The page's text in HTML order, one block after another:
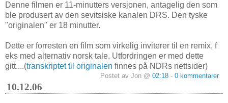
Denne filmen er 11-minutters versjonen, antagelig den som
ble produsert av den sevitsiske kanalen DRS. Den tyske
"originalen" er 18 minutter.
Dette er forresten en film som virkelig inviterer til en remix, f
eks med alternativ norsk tale. Utfordringen er med dette
gitt....(transkriptet til originalen finnes på NDRs nettsider)
Postet av Jon @ 02:18 - 0 kommentarer
10.12.06